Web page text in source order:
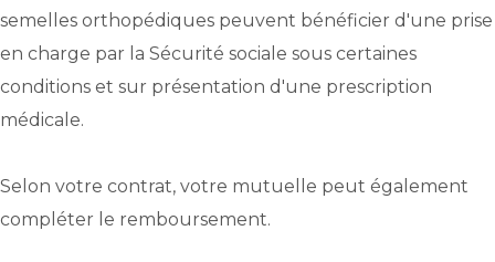
semelles orthopédiques peuvent bénéficier d'une prise
en charge par la Sécurité sociale sous certaines
conditions et sur présentation d'une prescription
médicale.
Selon votre contrat, votre mutuelle peut également
compléter le remboursement.